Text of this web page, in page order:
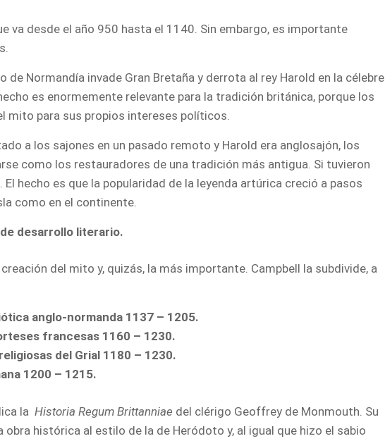
va desde el año 950 hasta el 1140. Sin embargo, es importante
de Normandía invade Gran Bretaña y derrota al rey Harold en la célebre
es enormemente relevante para la tradición británica, porque los
mito para sus propios intereses políticos.
a los sajones en un pasado remoto y Harold era anglosajón, los
como los restauradores de una tradición más antigua. Si tuvieron
hecho es que la popularidad de la leyenda artúrica creció a pasos
como en el continente.
desarrollo literario.
del mito y, quizás, la más importante. Campbell la subdivide, a
anglo-normanda 1137 – 1205.
francesas 1160 – 1230.
del Grial 1180 – 1230.
1200 – 1215.
la Historia Regum Brittanniae del clérigo Geoffrey de Monmouth. Su
histórica al estilo de la de Heródoto y, al igual que hizo el sabio